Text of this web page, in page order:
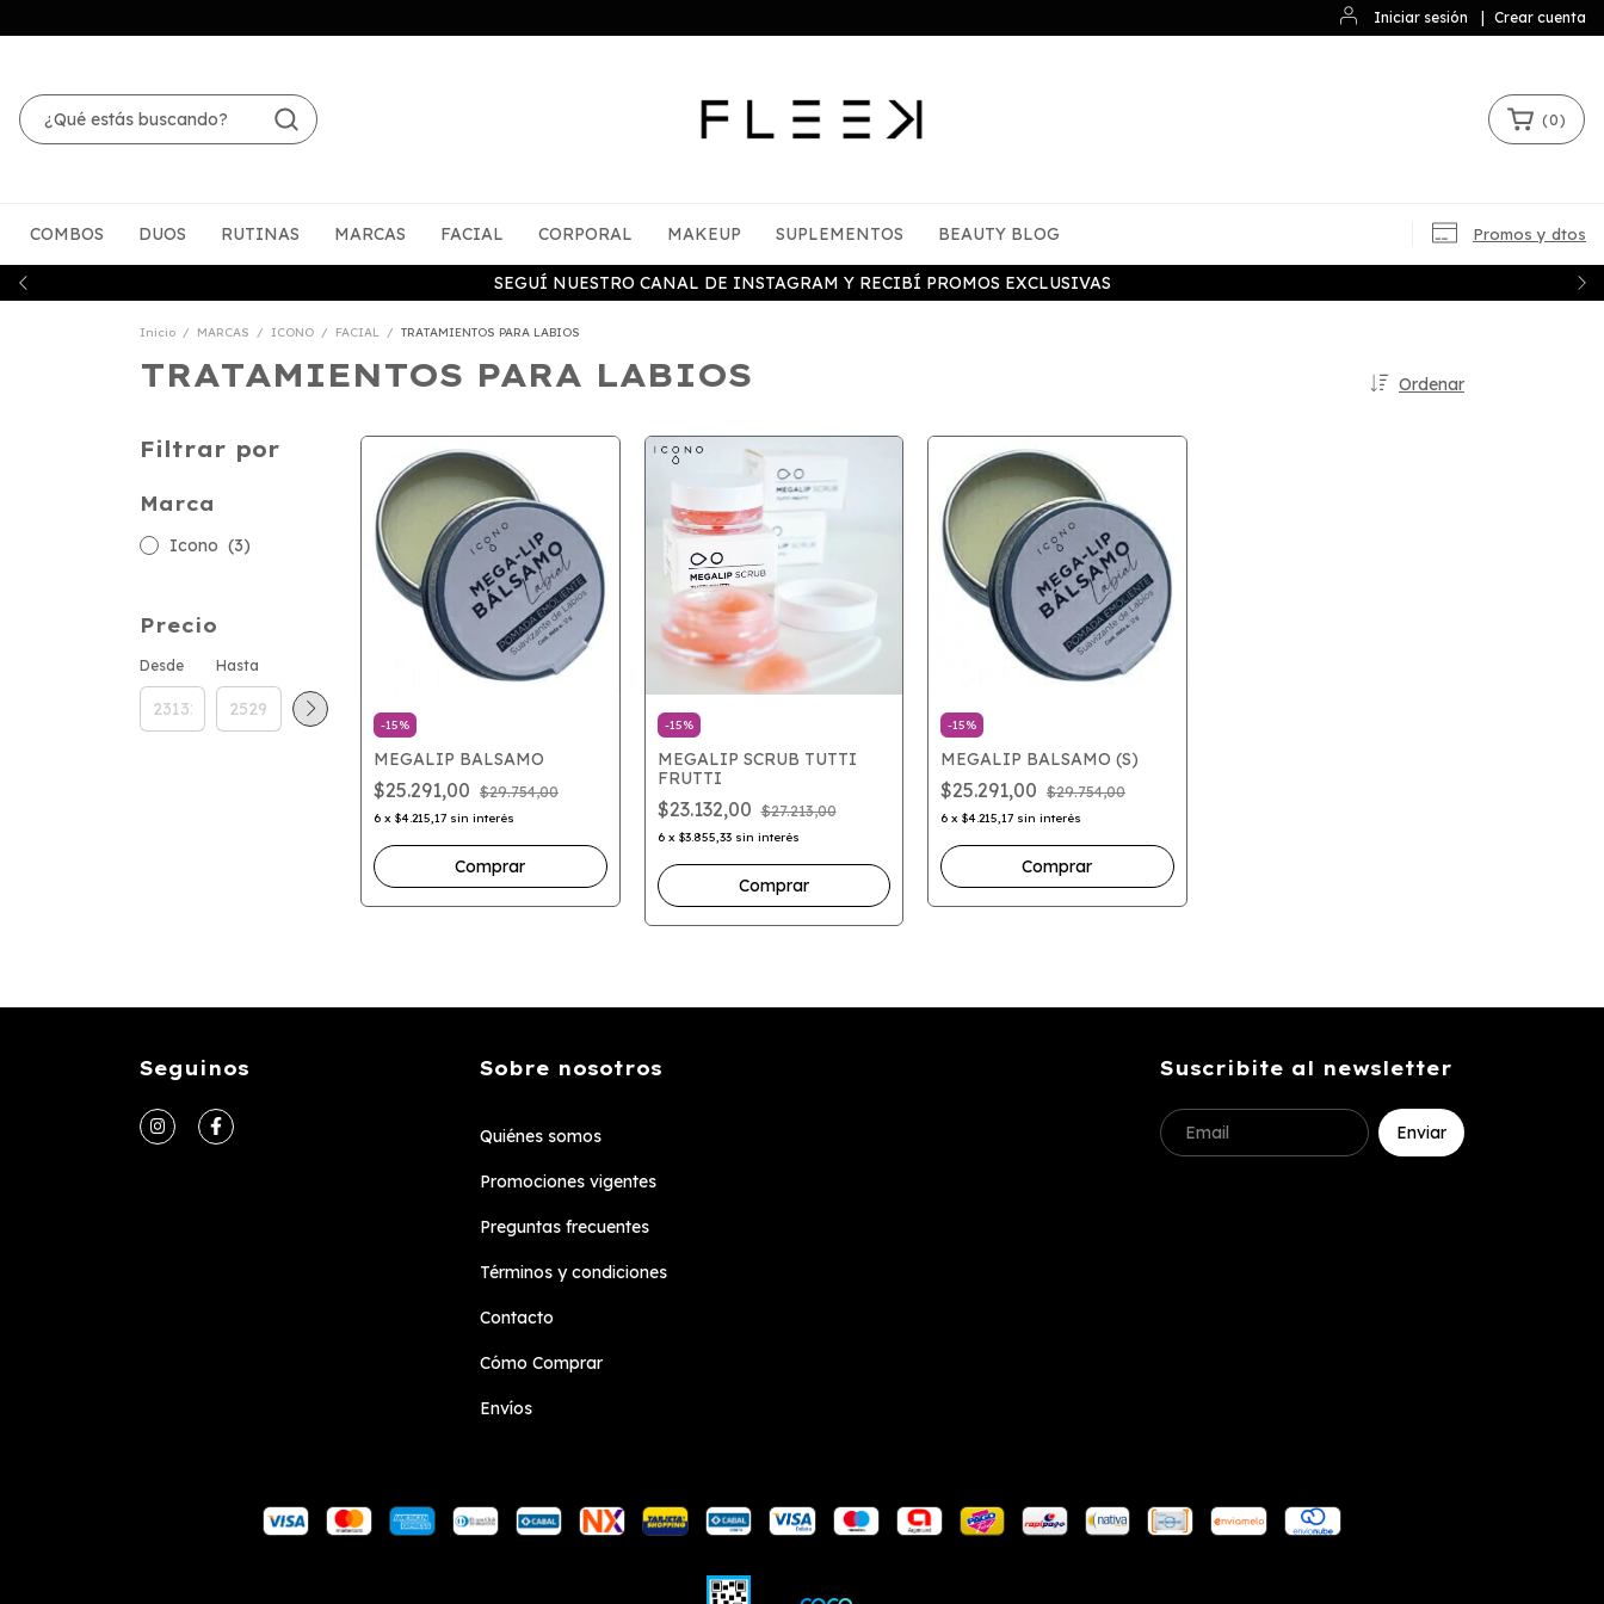
Iniciar sesión Crear cuenta
SEGUÍ NUESTRO CANAL DE INSTAGRAM Y RECIBÍ PROMOS EXCLUSIVAS
(0)
COMBOS DUOS RUTINAS MARCAS FACIAL CORPORAL MAKEUP SUPLEMENTOS BEAUTY BLOG Promos y dtos
Inicio / MARCAS / ICONO / FACIAL / TRATAMIENTOS PARA LABIOS
TRATAMIENTOS PARA LABIOS Ordenar
Filtrar por
Marca
Icono (3)
Precio
Desde Hasta
-15%
MEGALIP BALSAMO
$25.291,00 $29.754,00
6 x $4.215,17 sin interés
-15%
MEGALIP SCRUB TUTTI
FRUTTI
$23.132,00 $27.213,00
6 x $3.855,33 sin interés
-15%
MEGALIP BALSAMO (S)
$25.291,00 $29.754,00
6 x $4.215,17 sin interés
Seguinos Sobre nosotros
Quiénes somos
Promociones vigentes
Preguntas frecuentes
Términos y condiciones
Contacto
Cómo Comprar
Envíos
Suscribite al newsletter